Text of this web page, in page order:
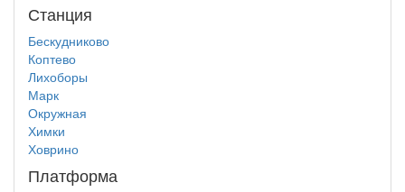
Станция
Бескудниково
Коптево
Лихоборы
Марк
Окружная
Химки
Ховрино
Платформа